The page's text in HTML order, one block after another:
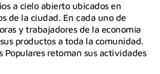
a cielo abierto ubicados en
de la ciudad. En cada uno de
y trabajadores de la economía
productos a toda la comunidad.
Populares retoman sus actividades